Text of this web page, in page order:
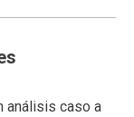
análisis caso a